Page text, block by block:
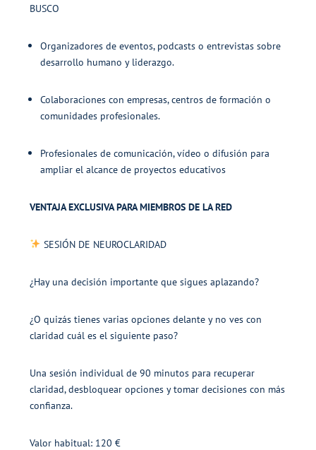
BUSCO
Organizadores de eventos, podcasts o entrevistas sobre
desarrollo humano y liderazgo.
Colaboraciones con empresas, centros de formación o
comunidades profesionales.
Profesionales de comunicación, vídeo o difusión para
ampliar el alcance de proyectos educativos
VENTAJA EXCLUSIVA PARA MIEMBROS DE LA RED
SESIÓN DE NEUROCLARIDAD
¿Hay una decisión importante que sigues aplazando?
¿O quizás tienes varias opciones delante y no ves con
claridad cuál es el siguiente paso?
Una sesión individual de 90 minutos para recuperar
claridad, desbloquear opciones y tomar decisiones con más
confianza.
Valor habitual: 120 €